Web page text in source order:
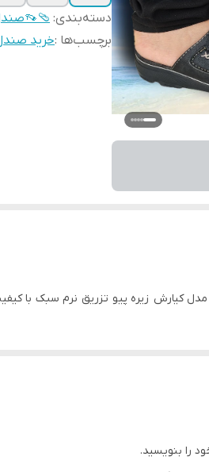
دسته‌بندی: 🩴👡صندل و دمپایی
برچسب‌ها :خرید
کیارش زیره پیو تزریق نرم سبک با
را بنویسید.